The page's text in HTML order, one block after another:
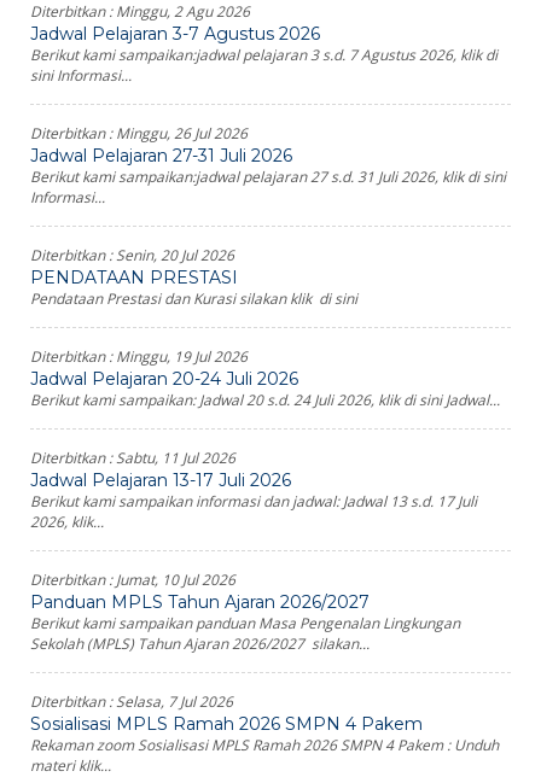
Diterbitkan :Minggu, 2 Agu 2026
Jadwal Pelajaran 3-7 Agustus 2026
Berikut kami sampaikan:jadwal pelajaran 3 s.d. 7 Agustus 2026, klik di
sini Informasi...
Diterbitkan :Minggu, 26 Jul 2026
Jadwal Pelajaran 27-31 Juli 2026
Berikut kami sampaikan:jadwal pelajaran 27 s.d. 31 Juli 2026, klik di sini
Informasi...
Diterbitkan :Senin, 20 Jul 2026
PENDATAAN PRESTASI
Pendataan Prestasi dan Kurasi silakan klik di sini
Diterbitkan :Minggu, 19 Jul 2026
Jadwal Pelajaran 20-24 Juli 2026
Berikut kami sampaikan: Jadwal 20 s.d. 24 Juli 2026, klik di sini Jadwal...
Diterbitkan :Sabtu, 11 Jul 2026
Jadwal Pelajaran 13-17 Juli 2026
Berikut kami sampaikan informasi dan jadwal: Jadwal 13 s.d. 17 Juli
2026, klik...
Diterbitkan :Jumat, 10 Jul 2026
Panduan MPLS Tahun Ajaran 2026/2027
Berikut kami sampaikan panduan Masa Pengenalan Lingkungan
Sekolah (MPLS) Tahun Ajaran 2026/2027 silakan...
Diterbitkan :Selasa, 7 Jul 2026
Sosialisasi MPLS Ramah 2026 SMPN 4 Pakem
Rekaman zoom Sosialisasi MPLS Ramah 2026 SMPN 4 Pakem : Unduh
materi klik...